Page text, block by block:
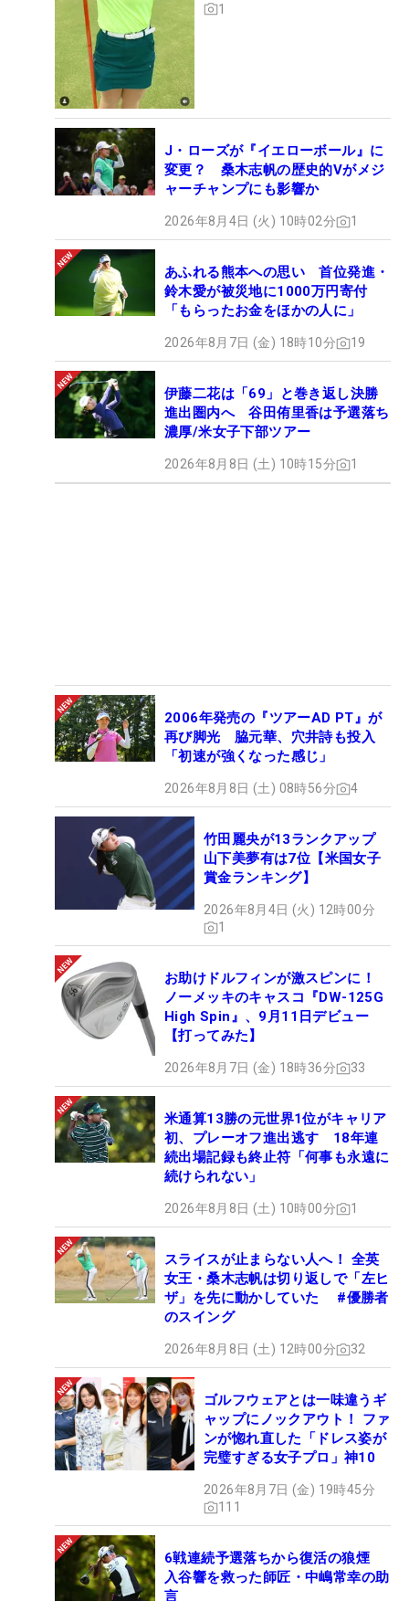
1
J・ローズが『イエローボール』に
変更？ 桑木志帆の歴史的Vがメジ
ャーチャンプにも影響か
2026年8月4日 (火) 10時02分 1
あふれる熊本への思い 首位発進・
鈴木愛が被災地に1000万円寄付
「もらったお金をほかの人に」
2026年8月7日 (金) 18時10分 19
伊藤二花は「69」と巻き返し決勝
進出圏内へ 谷田侑里香は予選落ち
濃厚/米女子下部ツアー
2026年8月8日 (土) 10時15分 1
2006年発売の『ツアーAD PT』が
再び脚光 脇元華、穴井詩も投入
「初速が強くなった感じ」
2026年8月8日 (土) 08時56分 4
竹田麗央が13ランクアップ
山下美夢有は7位【米国女子
賞金ランキング】
2026年8月4日 (火) 12時00分
1
お助けドルフィンが激スピンに！
ノーメッキのキャスコ『DW-125G
High Spin』、9月11日デビュー
【打ってみた】
2026年8月7日 (金) 18時36分 33
米通算13勝の元世界1位がキャリア
初、プレーオフ進出逃す 18年連
続出場記録も終止符「何事も永遠に
続けられない」
2026年8月8日 (土) 10時00分 1
スライスが止まらない人へ！ 全英
女王・桑木志帆は切り返しで「左ヒ
ザ」を先に動かしていた #優勝者
のスイング
2026年8月8日 (土) 12時00分 32
ゴルフウェアとは一味違うギ
ャップにノックアウト！ ファ
ンが惚れ直した「ドレス姿が
完璧すぎる女子プロ」神10
2026年8月7日 (金) 19時45分
111
6戦連続予選落ちから復活の狼煙
入谷響を救った師匠・中嶋常幸の助
言